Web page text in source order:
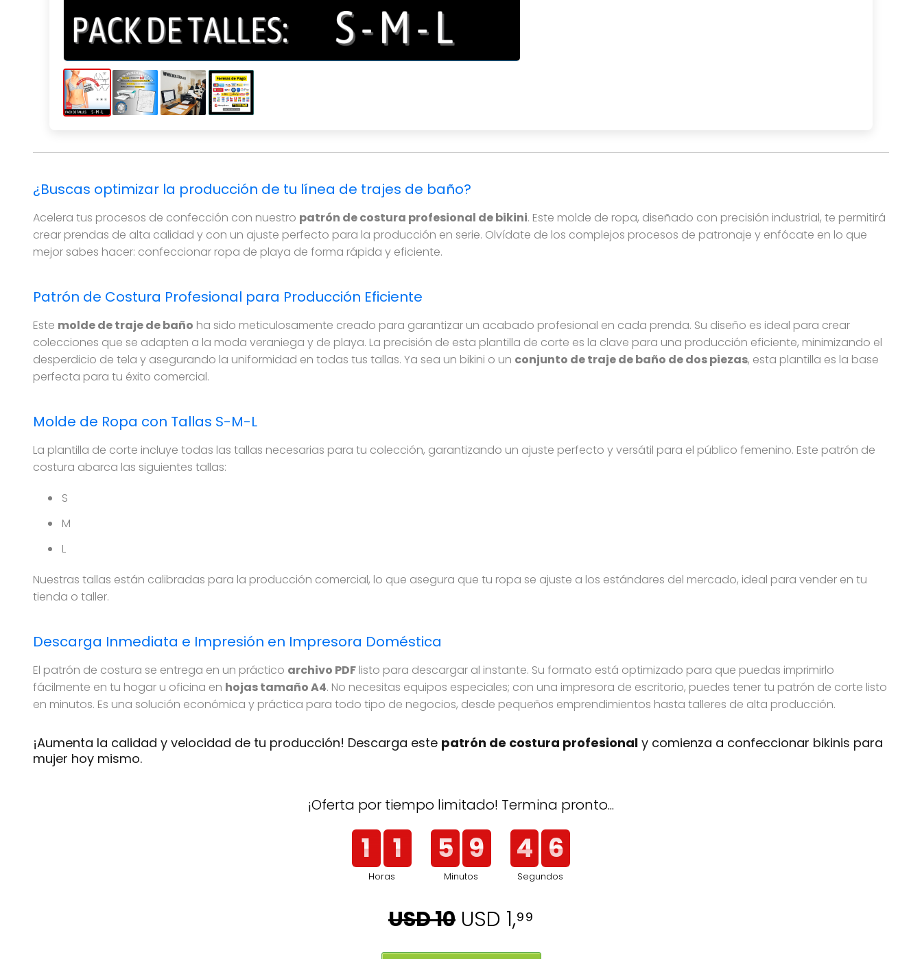
Patrón de costura de bikini de mujer de calidad industrial, ideal para talleres y emprendedores. Este molde de traje de baño es perfecto para la
¿Buscas optimizar la producción de tu línea de trajes de baño?
Acelera tus procesos de confección con nuestro patrón de costura profesional de bikini. Este molde de ropa, diseñado con precisión industrial, te permitirá
crear prendas de alta calidad y con un ajuste perfecto para la producción en serie. Olvídate de los complejos procesos de patronaje y enfócate en lo que
mejor sabes hacer: confeccionar ropa de playa de forma rápida y eficiente.
Patrón de Costura Profesional para Producción Eficiente
Este molde de traje de baño ha sido meticulosamente creado para garantizar un acabado profesional en cada prenda. Su diseño es ideal para crear
colecciones que se adapten a la moda veraniega y de playa. La precisión de esta plantilla de corte es la clave para una producción eficiente, minimizando el
desperdicio de tela y asegurando la uniformidad en todas tus tallas. Ya sea un bikini o un conjunto de traje de baño de dos piezas, esta plantilla es la base
perfecta para tu éxito comercial.
Molde de Ropa con Tallas S-M-L
La plantilla de corte incluye todas las tallas necesarias para tu colección, garantizando un ajuste perfecto y versátil para el público femenino. Este patrón de
costura abarca las siguientes tallas:
S
M
L
Nuestras tallas están calibradas para la producción comercial, lo que asegura que tu ropa se ajuste a los estándares del mercado, ideal para vender en tu
tienda o taller.
Descarga Inmediata e Impresión en Impresora Doméstica
El patrón de costura se entrega en un práctico archivo PDF listo para descargar al instante. Su formato está optimizado para que puedas imprimirlo
fácilmente en tu hogar u oficina en hojas tamaño A4. No necesitas equipos especiales; con una impresora de escritorio, puedes tener tu patrón de corte listo
en minutos. Es una solución económica y práctica para todo tipo de negocios, desde pequeños emprendimientos hasta talleres de alta producción.
¡Aumenta la calidad y velocidad de tu producción! Descarga este patrón de costura profesional y comienza a confeccionar bikinis para
mujer hoy mismo.
¡Oferta por tiempo limitado! Termina pronto...
1
1
1
Horas
5
5
9
9
Minutos
4
4
5
Segundos
USD 10 USD 1,⁹⁹